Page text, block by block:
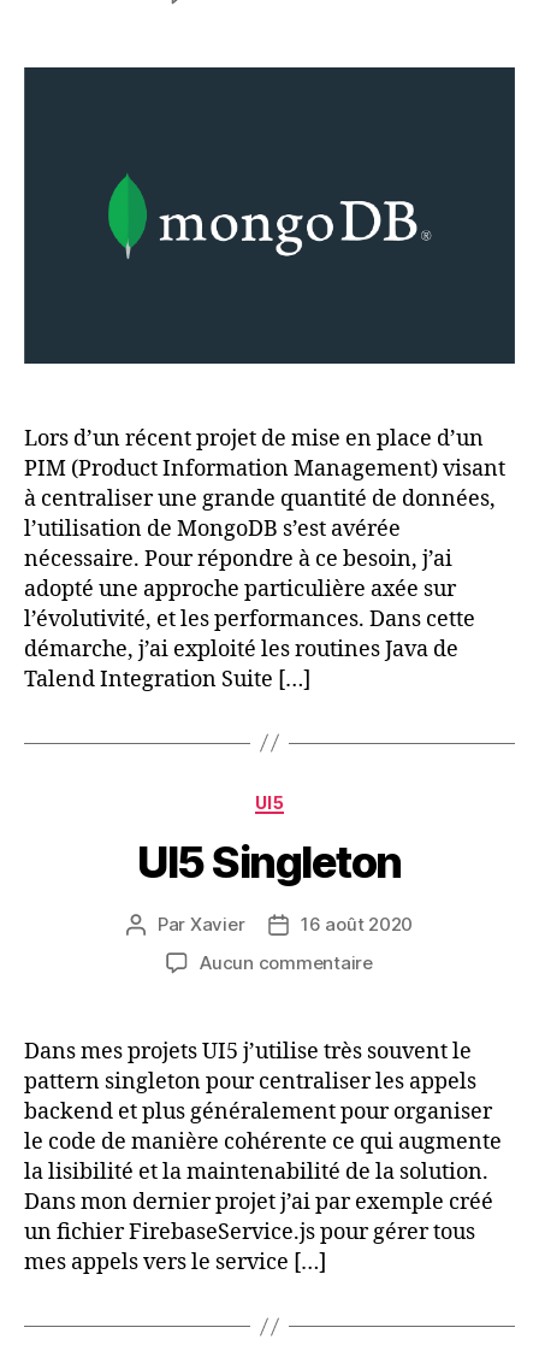
MongoDB
Flexible
et
Lors d’un récent projet de mise en place d’un
PIM (Product Information Management) visant
à centraliser une grande quantité de données,
l’utilisation de MongoDB s’est avérée
nécessaire. Pour répondre à ce besoin, j’ai
adopté une approche particulière axée sur
l’évolutivité, et les performances. Dans cette
démarche, j’ai exploité les routines Java de
Talend Integration Suite […]
Catégories
UI5
UI5 Singleton
Auteur
l’article
Par Xavier
Date16 août 2020
Aucun commentairesur
Dans mes projets UI5 j’utilise très souvent le
pattern singleton pour centraliser les appels
backend et plus généralement pour organiser
le code de manière cohérente ce qui augmente
la lisibilité et la maintenabilité de la solution.
Dans mon dernier projet j’ai par exemple créé
un fichier FirebaseService.js pour gérer tous
mes appels vers le service […]